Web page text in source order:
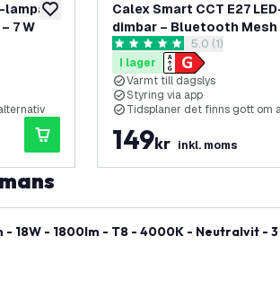
lägg till i önskelistan
lampa
7 W
Calex Smart CCT E27
dimbar – Bluetooth Mesh
öppna
5 stjärnbetyg 5.0 (1)
I lager
Varmt till dagslys
Styring via app
Tidsplaner det finns gott om
149kr inkl. moms
- 18W - 1800lm - T8 - 4000K - Neutralvit -